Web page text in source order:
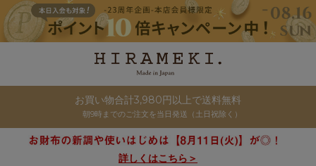
お買い物合計3,980円以上で送料無料
朝9時までのご注文を当日発送（土日祝除く）
詳しくはこちら＞